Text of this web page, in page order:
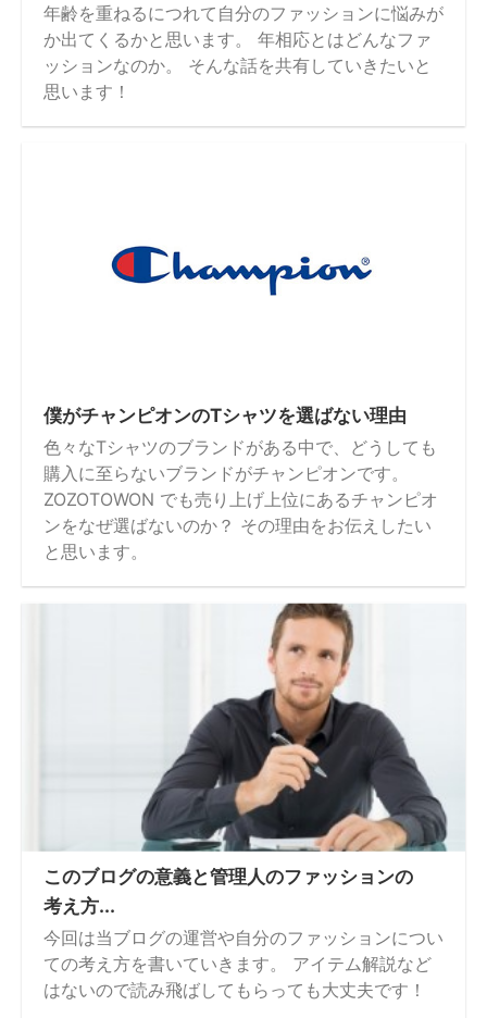
年齢を重ねるにつれて自分のファッションに悩みが
か出てくるかと思います。 年相応とはどんなファ
ッションなのか。 そんな話を共有していきたいと
思います！
僕がチャンピオンのTシャツを選ばない理由
色々なTシャツのブランドがある中で、どうしても
購入に至らないブランドがチャンピオンです。
ZOZOTOWON でも売り上げ上位にあるチャンピオ
ンをなぜ選ばないのか？ その理由をお伝えしたい
と思います。
このブログの意義と管理人のファッションの
考え方...
今回は当ブログの運営や自分のファッションについ
ての考え方を書いていきます。 アイテム解説など
はないので読み飛ばしてもらっても大丈夫です！